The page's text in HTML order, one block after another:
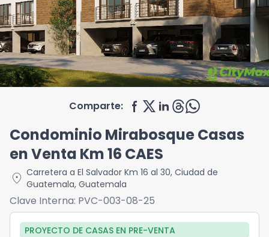
Comparte:
Condominio Mirabosque Casas
en Venta Km 16 CAES
location_on Carretera a El Salvador Km 16 al 30, Ciudad de
Guatemala, Guatemala
Clave Interna: PVC-003-08-25
PROYECTO DE CASAS EN PRE-VENTA